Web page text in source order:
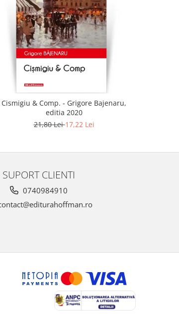
Cismigiu & Comp. - Grigore Bajenaru,
editia 2020
21,80 Lei17,22 Lei
SUPORT CLIENTI
0740984910